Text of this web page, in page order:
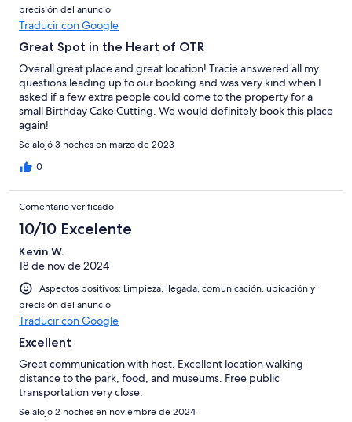
precisión del anuncio
Traducir con Google
Great Spot in the Heart of OTR
Overall great place and great location! Tracie answered all my
questions leading up to our booking and was very kind when I
asked if a few extra people could come to the property for a
small Birthday Cake Cutting. We would definitely book this place
again!
Se alojó 3 noches en marzo de 2023
0
Comentario verificado
10/10 Excelente
Kevin W.
18 de nov de 2024
Aspectos positivos: Limpieza, llegada, comunicación, ubicación y
precisión del anuncio
Traducir con Google
Excellent
Great communication with host. Excellent location walking
distance to the park, food, and museums. Free public
transportation very close.
Se alojó 2 noches en noviembre de 2024